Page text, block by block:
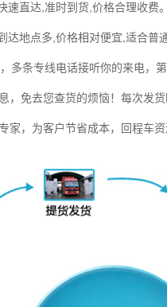
直达,准时到货,价格合理收费。
达地点多,价格相对便宜,适合普
条专线电话接听你的来电，第
免去您查货的烦恼！每次发
，为客户节省成本，回程车